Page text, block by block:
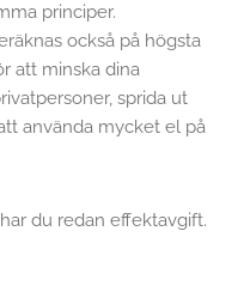
principer.
också på högsta
att minska dina
sprida ut
använda mycket el på
du redan effektavgift.